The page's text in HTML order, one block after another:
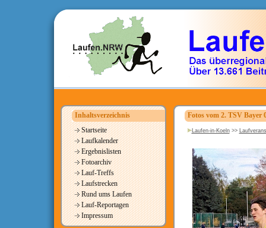
Inhaltsverzeichnis
Startseite
Laufkalender
Ergebnislisten
Fotoarchiv
Lauf-Treffs
Laufstrecken
Rund ums Laufen
Lauf-Reportagen
Impressum
Fotos vom 2. TSV Bayer
Laufen-in-Koeln>>